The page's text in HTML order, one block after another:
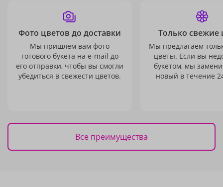
Фото цветов до доставки
Мы пришлем вам фото
готового букета на e-mail до
его отправки, чтобы вы смогли
убедиться в свежести цветов.
Только свежие
Мы предлагаем
цветы. Если вы
букетом, мы
новый в течение
Все преимущества